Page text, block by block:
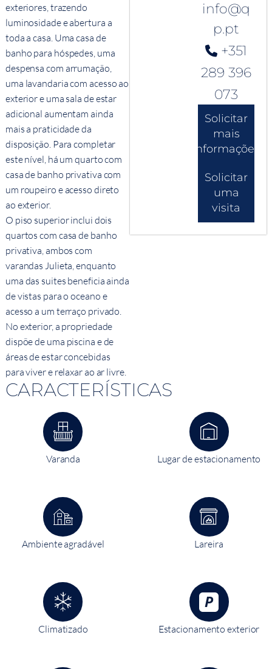
exteriores, trazendo
luminosidade e abertura a
toda a casa. Uma casa de
banho para hóspedes, uma
despensa com arrumação,
uma lavandaria com acesso ao
exterior e uma sala de estar
adicional aumentam ainda
mais a praticidade da
disposição. Para completar
este nível, há um quarto com
casa de banho privativa com
um roupeiro e acesso direto
ao exterior.
O piso superior inclui dois
quartos com casa de banho
privativa, ambos com
varandas Julieta, enquanto
uma das suites beneficia ainda
de vistas para o oceano e
acesso a um terraço privado.
No exterior, a propriedade
dispõe de uma piscina e de
áreas de estar concebidas
para viver e relaxar ao ar livre.
info@q
p.pt
+351
289 396
073
Solicitar
mais
informações
Solicitar
uma
visita
CARACTERÍSTICAS
Varanda Lugar de estacionamento
Ambiente agradável Lareira
Climatizado Estacionamento exterior